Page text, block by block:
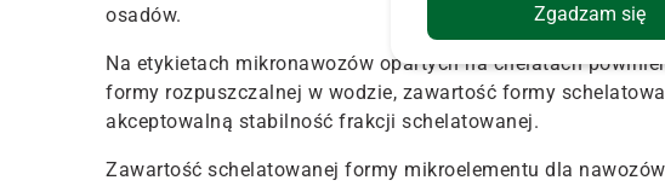
osadów.
Na etykietach mikronawozów opartych na chelatach
formy rozpuszczalnej w wodzie, zawartość formy
akceptowalną stabilność frakcji schelatowanej.
Zawartość schelatowanej formy mikroelementu dla
Zgadzam się